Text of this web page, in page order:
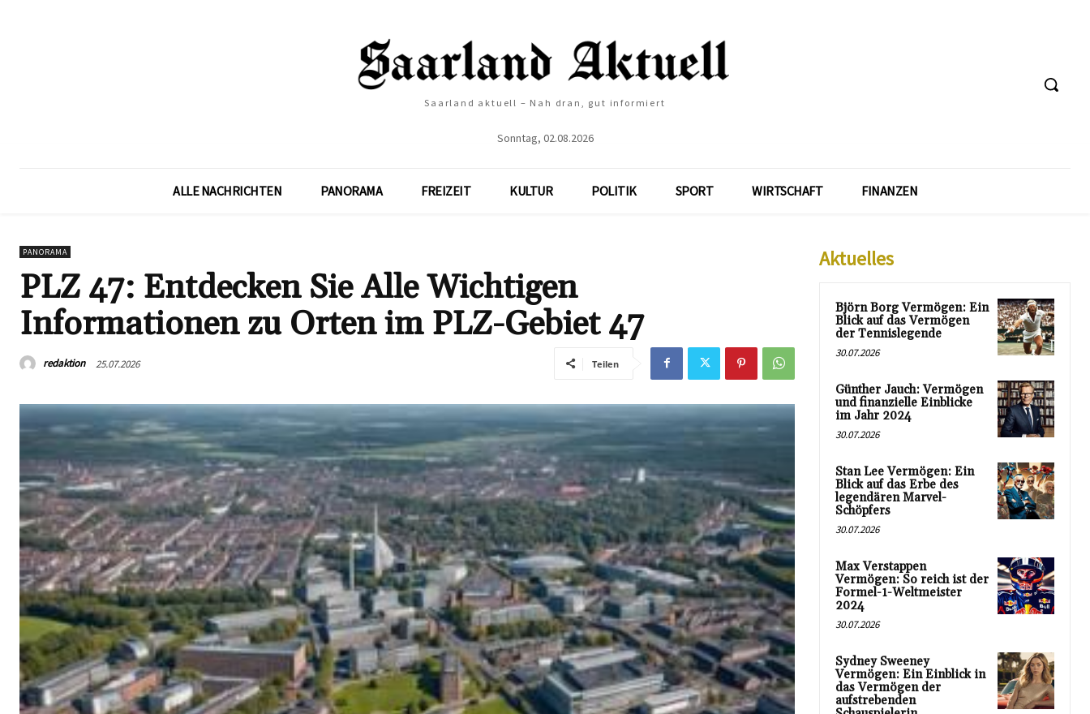
Saarland aktuell – Nah dran, gut informiert
Sonntag, 02.08.2026
ALLE NACHRICHTEN PANORAMA FREIZEIT KULTUR POLITIK SPORT WIRTSCHAFT FINANZEN
PANORAMA
PLZ 47: Entdecken Sie Alle Wichtigen
Informationen zu Orten im PLZ-Gebiet 47
redaktion 25.07.2026 Teilen
Aktuelles
Björn Borg Vermögen: Ein
Blick auf das Vermögen
der Tennislegende
30.07.2026
Günther Jauch: Vermögen
und finanzielle Einblicke
im Jahr 2024
30.07.2026
Stan Lee Vermögen: Ein
Blick auf das Erbe des
legendären Marvel-
Schöpfers
30.07.2026
Max Verstappen
Vermögen: So reich ist der
Formel-1-Weltmeister
2024
30.07.2026
Sydney Sweeney
Vermögen: Ein Einblick in
das Vermögen der
aufstrebenden